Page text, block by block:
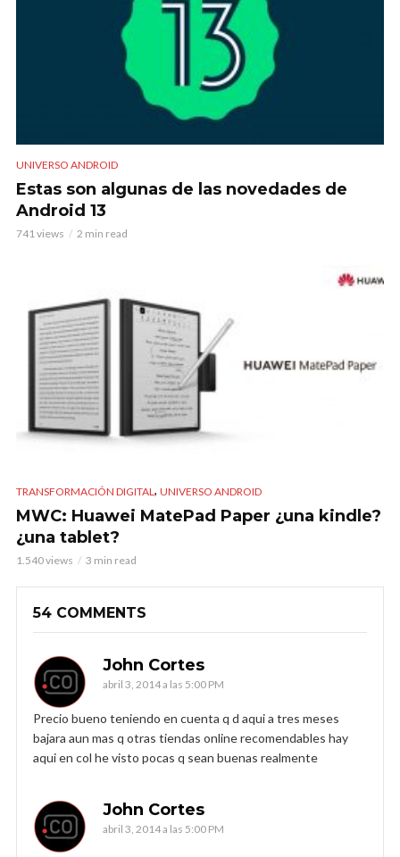
UNIVERSO ANDROID
Estas son algunas de las novedades de
Android 13
741 views 2 min read
TRANSFORMACIÓN DIGITAL , UNIVERSO ANDROID
MWC: Huawei MatePad Paper ¿una kindle?
¿una tablet?
1.540 views 3 min read
54 COMMENTS
John Cortes
abril 3, 2014 a las 5:00 PM
Precio bueno teniendo en cuenta q d aqui a tres meses
bajara aun mas q otras tiendas online recomendables hay
aqui en col he visto pocas q sean buenas realmente
John Cortes
abril 3, 2014 a las 5:00 PM